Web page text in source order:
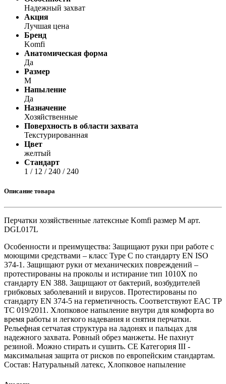
Надежный захват
Акция
Лучшая цена
Бренд
Komfi
Анатомическая форма
Да
Размер
М
Напыление
Да
Назначение
Хозяйственные
Поверхность в области захвата
Текстурированная
Цвет
желтый
Стандарт
1 / 12 / 240 / 240
Описание товара
Перчатки хозяйственные латексные Komfi размер M арт.
DGL017L
Особенности и преимущества: Защищают руки при работе с
моющими средствами – класс Type С по стандарту EN ISO
374-1. Защищают руки от механических повреждений –
протестированы на проколы и истирание тип 1010Х по
стандарту EN 388. Защищают от бактерий, возбудителей
грибковых заболеваний и вирусов. Протестированы по
стандарту EN 374-5 на герметичность. Соответствуют EAC ТР
ТС 019/2011. Хлопковое напыление внутри для комфорта во
время работы и легкого надевания и снятия перчатки.
Рельефная сетчатая структура на ладонях и пальцах для
надежного захвата. Ровный обрез манжеты. Не пахнут
резиной. Можно стирать и сушить. СЕ Категория III -
максимальная защита от рисков по европейским стандартам.
Состав: Натуральный латекс, Хлопковое напыление